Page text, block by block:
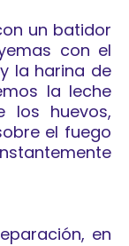
un batidor
con el
la harina de
la leche
los huevos,
el fuego
en